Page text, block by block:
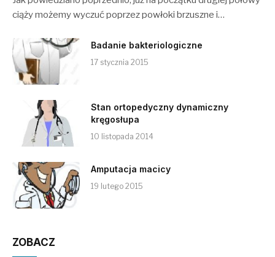
ciąży możemy wyczuć poprzez powłoki brzuszne i…
Badanie bakteriologiczne
17 stycznia 2015
Stan ortopedyczny dynamiczny
kręgosłupa
10 listopada 2014
Amputacja macicy
19 lutego 2015
ZOBACZ